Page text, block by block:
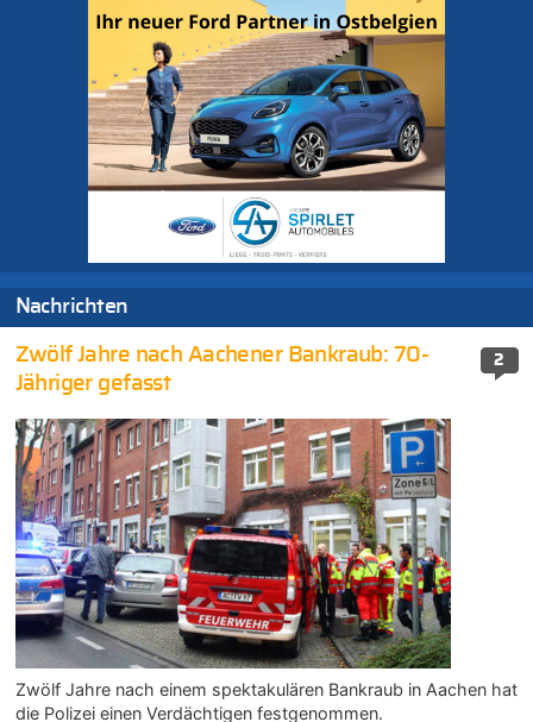
Nachrichten
2
Zwölf Jahre nach Aachener Bankraub: 70-
Jähriger gefasst
Zwölf Jahre nach einem spektakulären Bankraub in Aachen hat
die Polizei einen Verdächtigen festgenommen.